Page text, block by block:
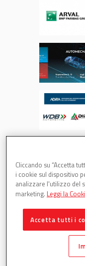
Partsweb è
Centro
Cliccando su “Accetta
i cookie sul dispositivo
analizzare l'utilizzo del
marketing. Leggi la
Accetta tutti i